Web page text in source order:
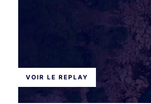
VOIR LE REPLAY